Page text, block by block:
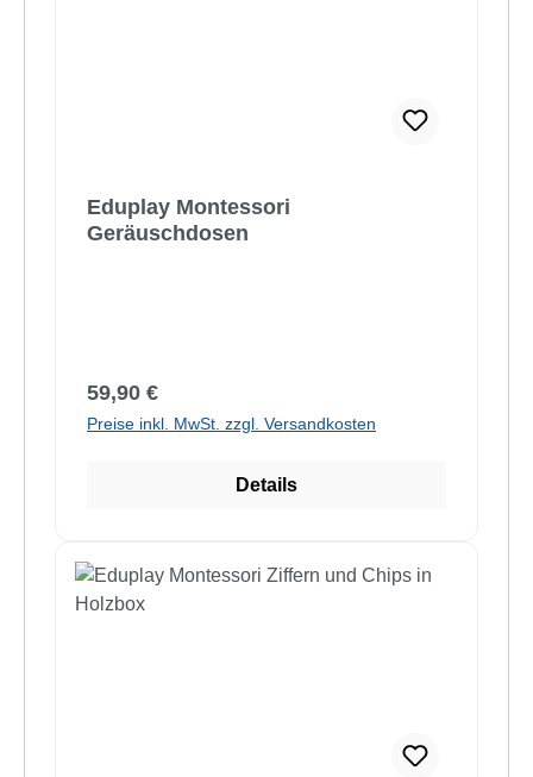
Eduplay Montessori
Geräuschdosen
Regulärer Preis:
59,90 €
Preise inkl. MwSt. zzgl. Versandkosten
Details